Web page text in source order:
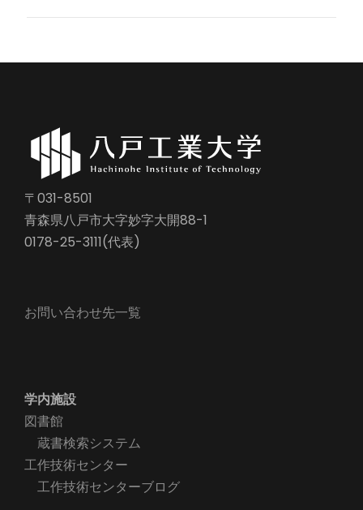
〒031-8501
青森県八戸市大字妙字大開88-1
0178-25-3111(代表)
お問い合わせ先一覧
学内施設
図書館
蔵書検索システム
工作技術センター
工作技術センターブログ